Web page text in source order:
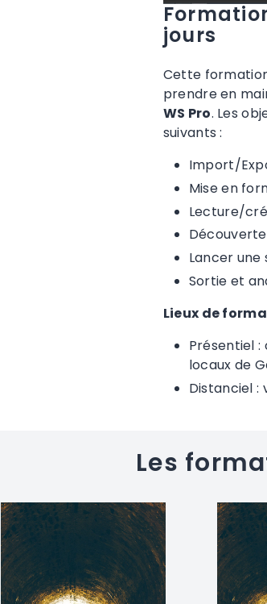
jours
Cette
prendre en
WS Pro. Les
suivants :
Import/
Mise en
Lecture/
Lancer une
Sortie et
Lieux de
Présentiel :
locaux de
Distanciel :
Les